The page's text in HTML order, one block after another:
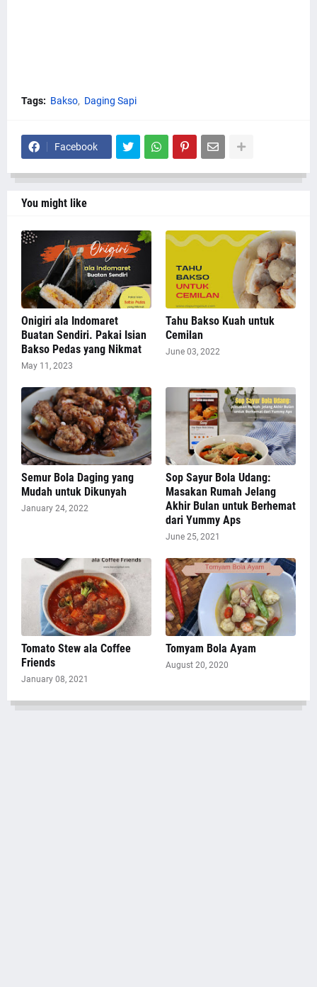
Tags: Bakso Daging Sapi
Facebook
You might like
Onigiri ala Indomaret
Buatan Sendiri. Pakai Isian
Bakso Pedas yang Nikmat
May 11, 2023
Tahu Bakso Kuah untuk
Cemilan
June 03, 2022
Semur Bola Daging yang
Mudah untuk Dikunyah
January 24, 2022
Sop Sayur Bola Udang:
Masakan Rumah Jelang
Akhir Bulan untuk Berhemat
dari Yummy Aps
June 25, 2021
Tomato Stew ala Coffee
Friends
January 08, 2021
Tomyam Bola Ayam
August 20, 2020